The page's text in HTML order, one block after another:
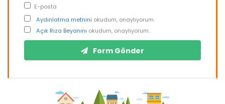
E-posta
Aydınlatma metnini okudum, onaylıyorum.
Açık Rıza Beyanını okudum, onaylıyorum.
Form Gönder